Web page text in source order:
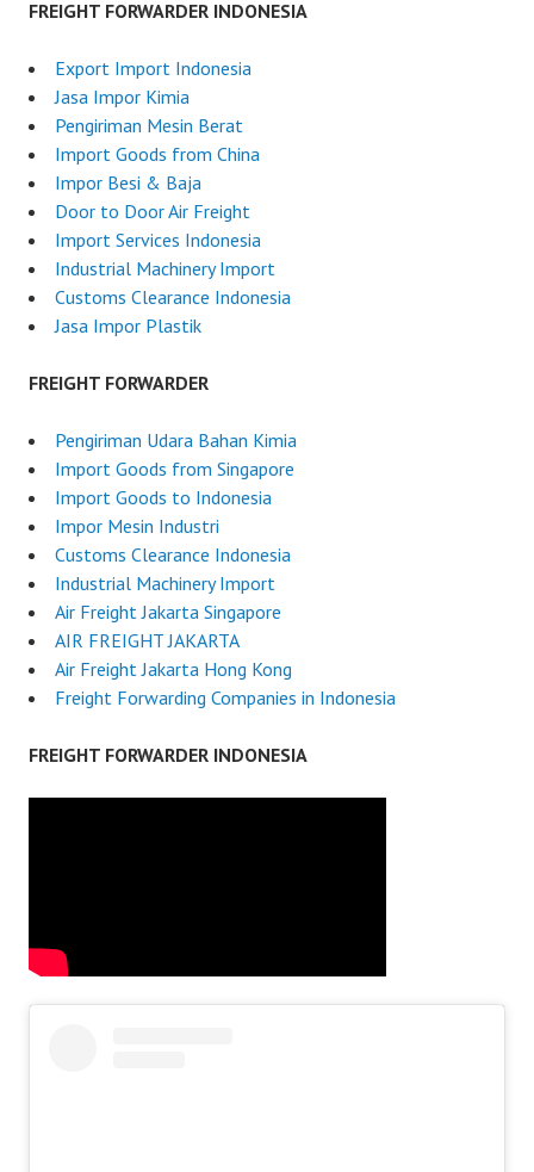
FREIGHT FORWARDER INDONESIA
Export Import Indonesia
Jasa Impor Kimia
Pengiriman Mesin Berat
Import Goods from China
Impor Besi & Baja
Door to Door Air Freight
Import Services Indonesia
Industrial Machinery Import
Customs Clearance Indonesia
Jasa Impor Plastik
FREIGHT FORWARDER
Pengiriman Udara Bahan Kimia
Import Goods from Singapore
Import Goods to Indonesia
Impor Mesin Industri
Customs Clearance Indonesia
Industrial Machinery Import
Air Freight Jakarta Singapore
AIR FREIGHT JAKARTA
Air Freight Jakarta Hong Kong
Freight Forwarding Companies in Indonesia
FREIGHT FORWARDER INDONESIA